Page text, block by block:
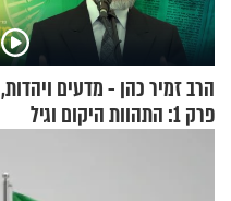
הרב זמיר כהן - מדעים ויהדות,
פרק 1: התהוות היקום וגיל